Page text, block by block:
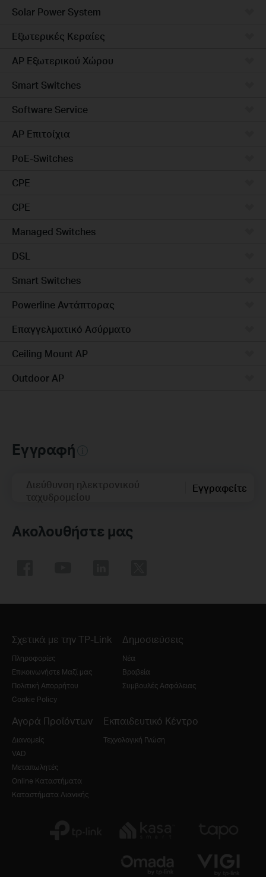
Solar Power System
Εξωτερικές Κεραίες
AP Εξωτερικού Χώρου
Smart Switches
Software Service
AP Επιτοίχια
PoE-Switches
CPE
CPE
Managed Switches
DSL
Smart Switches
Powerline Αντάπτορας
Επαγγελματικό Ασύρματο
Ceiling Mount AP
Outdoor AP
Εγγραφή
Διεύθυνση ηλεκτρονικού
ταχυδρομείου
Εγγραφείτε
Ακολουθήστε μας
Σχετικά με την TP-Link
Πληροφορίες
Επικοινωνήστε Μαζί μας
Πολιτική Απορρήτου
Cookie Policy
Δημοσιεύσεις
Νέα
Βραβεία
Συμβουλές Ασφάλειας
Αγορά Προϊόντων
Διανομείς
VAD
Μεταπωλητές
Online Καταστήματα
Καταστήματα Λιανικής
Εκπαιδευτικό Κέντρο
Τεχνολογική Γνώση